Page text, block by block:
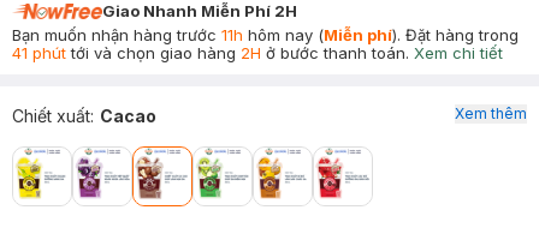
Giao Nhanh Miễn Phí 2H
Bạn muốn nhận hàng trước 11h hôm nay (Miễn phí). Đặt hàng trong
41 phúttới và chọn giao hàng 2H ở bước thanh toán. Xem chi tiết
Chiết xuất: Cacao Xem thêm